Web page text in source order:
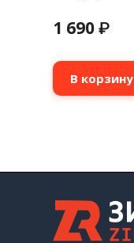
1 690 ₽
В корзину